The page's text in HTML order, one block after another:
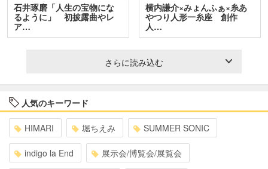
石井琢磨「人生の宝物にな
るように」 初披露曲やレ
ア…
横内謙介×みょんふぁ×糸あ
やつり人形一糸座 創作
人…
さらに読み込む
人気のキーワード
HIMARI 堀ちえみ SUMMER SONIC
indigo la End 展示会/博覧会/展覧会